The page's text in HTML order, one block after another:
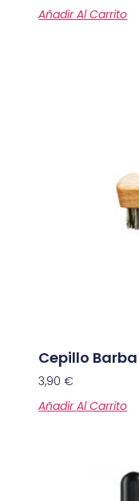
Añadir Al Carrito
Cepillo Barba
3,90€
Añadir Al Carrito